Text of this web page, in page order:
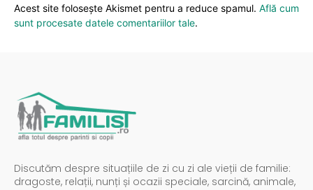
Acest site folosește Akismet pentru a reduce spamul. Află cum
sunt procesate datele comentariilor tale.
Discutăm despre situațiile de zi cu zi ale vieții de familie:
dragoste, relații, nunți și ocazii speciale, sarcină, animale,